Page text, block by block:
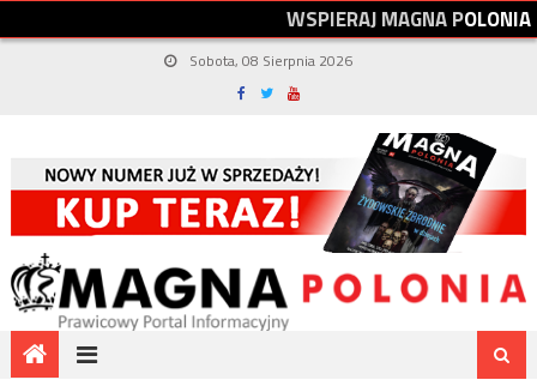
WSPIERAJMAGNAPOLONIA
Sobota, 08 Sierpnia 2026